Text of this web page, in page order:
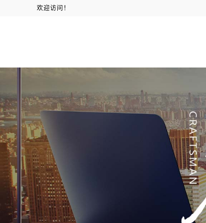
欢迎访问！